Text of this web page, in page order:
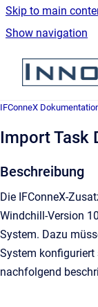
Skip to main
Show navigation
IFConneX
Import Task
Beschreibung
Die IFConneX-
Windchill-Version
System. Dazu
System konfiguriert
nachfolgend